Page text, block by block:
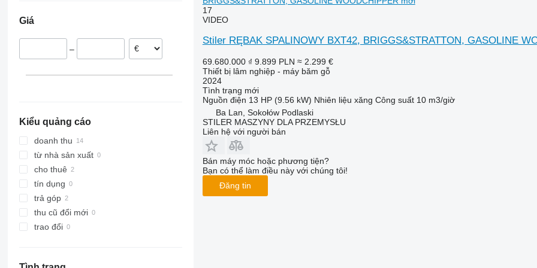
Giá
–
Kiểu quảng cáo
doanh thu
từ nhà sản xuất
cho thuê
tín dụng
trả góp
thu cũ đổi mới
trao đổi
17
VIDEO
Stiler RĘBAK SPALINOWY BXT42, BRIGGS&STRATTON, GASOLINE
69.680.000 ₫ 9.899 PLN ≈ 2.299 €
Thiết bị lâm nghiệp - máy băm gỗ
2024
Tình trạng mới
Nguồn điện 13 HP (9.56 kW) Nhiên liệu xăng Công suất 10 m3/giờ
Ba Lan, Sokołów Podlaski
STILER MASZYNY DLA PRZEMYSŁU
Liên hệ với người bán
Bán máy móc hoặc phương tiện?
Bạn có thể làm điều này với chúng tôi!
Đăng tin